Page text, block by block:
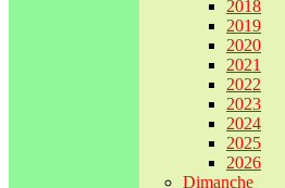
2018
2019
2020
2021
2022
2023
2024
2025
2026
Dimanche